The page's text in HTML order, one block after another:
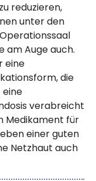
reduzieren,
unter den
am Auge auch.
eine
die
eine
verabreicht
Medikament für
einer guten
Netzhaut auch